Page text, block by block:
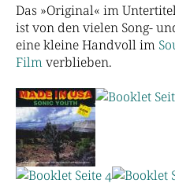
Das »Original« im
ist von den vielen Song-
eine kleine Handvoll im
Filmverblieben.